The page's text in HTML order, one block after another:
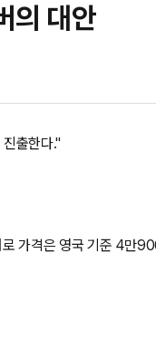
의 대안
출한다."
가격은 영국 기준 4만